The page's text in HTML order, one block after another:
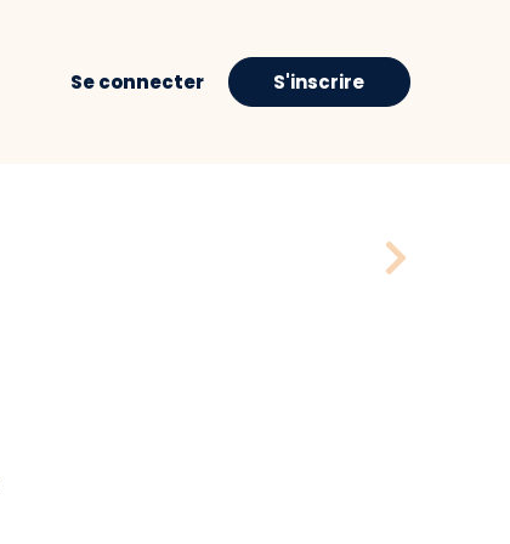
Se connecter S'inscrire